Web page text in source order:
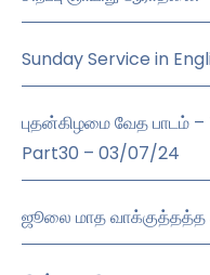
Sunday Service in
புதன்கிழமை வேத பாடம்
Part30 – 03/07/24
ஜூலை மாத